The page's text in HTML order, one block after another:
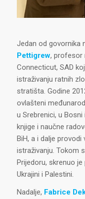
Jedan od govornika
Pettigrew, profesor
Connecticut, SAD
istraživanju ratnih
stratišta. Godine
ovlašteni
u Srebrenici, u
knjige i naučne
BiH, a i dalje
istraživanju. Tokom
Prijedoru, skrenuo
Ukrajini i Palestini.
Nadalje, Fabrice